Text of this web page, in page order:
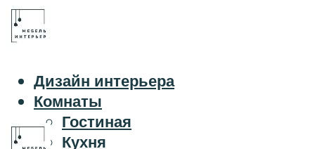
Дизайн интерьера
Комнаты
Гостиная
Кухня